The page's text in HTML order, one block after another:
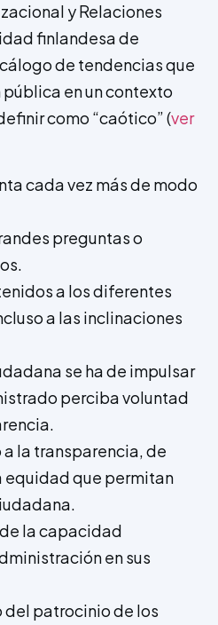
y Relaciones
finlandesa de
de tendencias que
en un contexto
como “caótico” (ver
cada vez más de modo
preguntas o
a los diferentes
a las inclinaciones
se ha de impulsar
perciba voluntad
la transparencia, de
equidad que permitan
la capacidad
en sus
del patrocinio de los